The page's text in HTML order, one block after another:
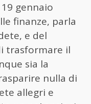
gennaio
finanze, parla
e del
trasformare il
sia la
nulla di
allegri e